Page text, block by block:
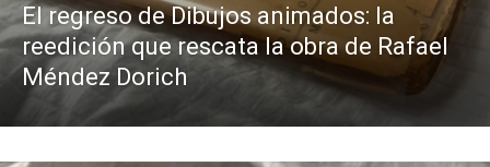
El regreso de Dibujos animados: la
reedición que rescata la obra de Rafael
Méndez Dorich